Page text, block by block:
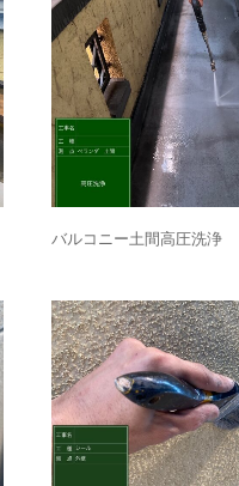
バルコニー土間高圧洗浄